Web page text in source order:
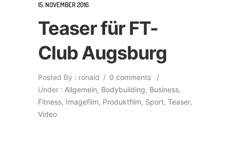
15. NOVEMBER 2016
Teaser für FT-
Club Augsburg
Posted By : ronald / 0 comments
/
Under : Allgemein, Bodybuilding, Business,
Fitness, Imagefilm, Produktfilm, Sport, Teaser,
Video